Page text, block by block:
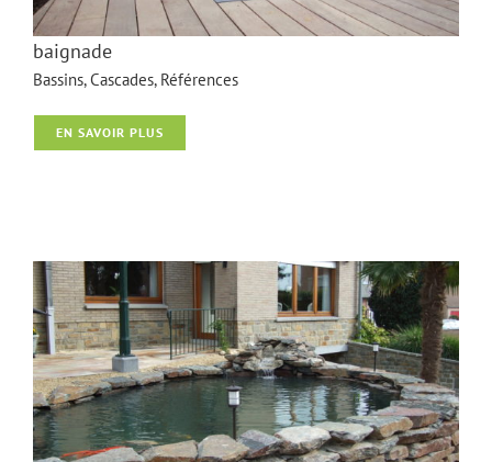
baignade
Bassins,Cascades, Références
EN SAVOIR PLUS